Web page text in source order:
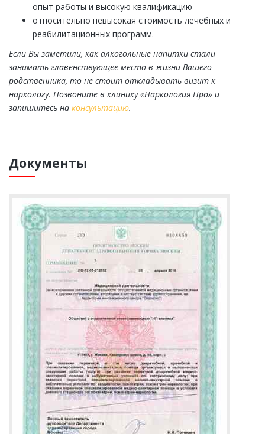
опыт работы и высокую квалификацию
относительно невысокая стоимость лечебных и
реабилитационных программ.
Если Вы заметили, как алкогольные напитки стали
занимать главенствующее место в жизни Вашего
родственника, то не стоит откладывать визит к
наркологу. Позвоните в клинику «Наркология Про» и
запишитесь на консультацию.
Документы